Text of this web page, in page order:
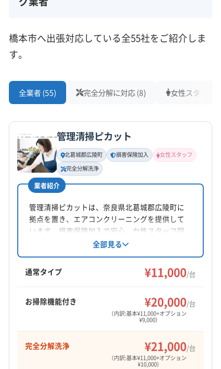
橋本市へ出張対応している全55社をご紹介しま
す。
全業者 (55) 完全分解に対応 (8) 女性スタッフ
管理清掃ピカット
北葛城郡広陵町 損害保険加入
女性スタッフ
完全分解洗浄
業者紹介
管理清掃ピカットは、奈良県北葛城郡広陵町に
拠点を置き、エアコンクリーニングを提供して
います。損害保険加入で安心。女性スタッフ同
行も可能です。基本料金11000円からで、複数台
割引やオプションで消臭抗菌コート、完全分解
洗浄にも対応しています。9:00〜20:00まで営業
し、年末年始は休業です。
全部見る
通常タイプ ¥11,000/台
お掃除機能付き ¥20,000/台
（内訳:基本¥11,000+オプション
¥9,000）
完全分解洗浄 ¥21,000/台
（内訳:基本¥11,000+オプション
¥10,000）